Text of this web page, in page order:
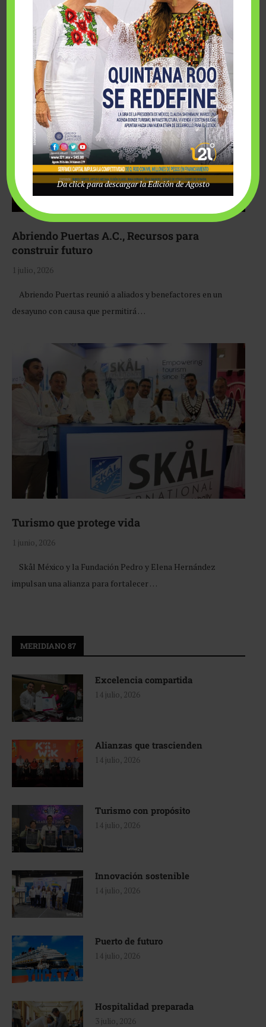
Fairmont Mayakoba y Make-A-Wish México unieron
esfuerzos para hacer realidad el deseo de una …
Abriendo Puertas A.C., Recursos para
construir futuro
1 julio, 2026
Abriendo Puertas reunió a aliados y benefactores en un
desayuno con causa que permitirá …
Turismo que protege vida
1 junio, 2026
Skål México y la Fundación Pedro y Elena Hernández
impulsan una alianza para fortalecer …
MERIDIANO 87
Excelencia compartida
14 julio, 2026
Alianzas que trascienden
14 julio, 2026
Turismo con propósito
14 julio, 2026
Innovación sostenible
14 julio, 2026
Puerto de futuro
14 julio, 2026
Hospitalidad preparada
3 julio, 2026
Da click para descargar la Edición de Agosto